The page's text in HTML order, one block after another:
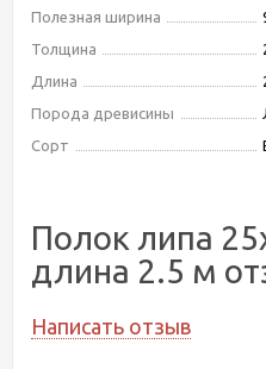
Полезная ширина
Толщина
Длина
Порода древисины
Сорт
Полок липа
длина 2.5 м
Написать отзыв